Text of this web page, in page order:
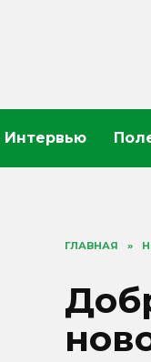
Интервью
ГЛАВНАЯ »